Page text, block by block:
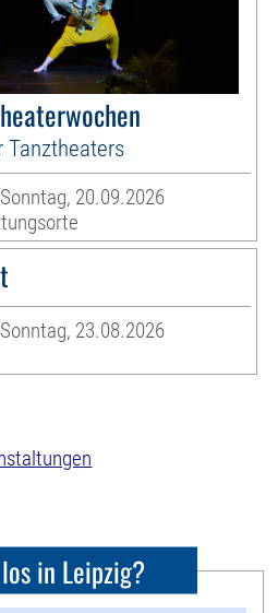
Tanztheaters
20.09.2026
23.08.2026
in Leipzig?